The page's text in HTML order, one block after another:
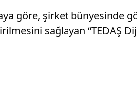
göre, şirket
sağlayan “TEDAŞ